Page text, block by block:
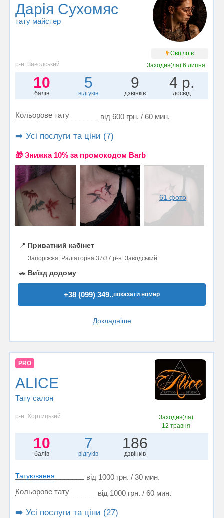
Дарія Сухомяс
тату майстер
Світло є
р-н. Заводський
Заходив(ла)6 липня
10
балів
5
відгуків
9
дзвінків
4 р.
досвід
Кольорове тату від 600 грн. / 60 мин.
➡️ Усі послуги та ціни (7)
🎁 Знижка 10% за промокодом Barb
61 фото
📍 Приватний кабінет
Запоріжжя, Радіаторна 37/37 р-н. Заводський
🚗 Виїзд додому
+38 (099) 349..показати номер
Докладніше
PRO
ALICE
Тату салон
р-н. Хортицький
Заходив(ла)
12 травня
10
балів
7
відгуків
186
дзвінків
Татуювання
від 1000 грн. / 30 мин.
Кольорове тату
від 1000 грн. / 60 мин.
➡️ Усі послуги та ціни (27)